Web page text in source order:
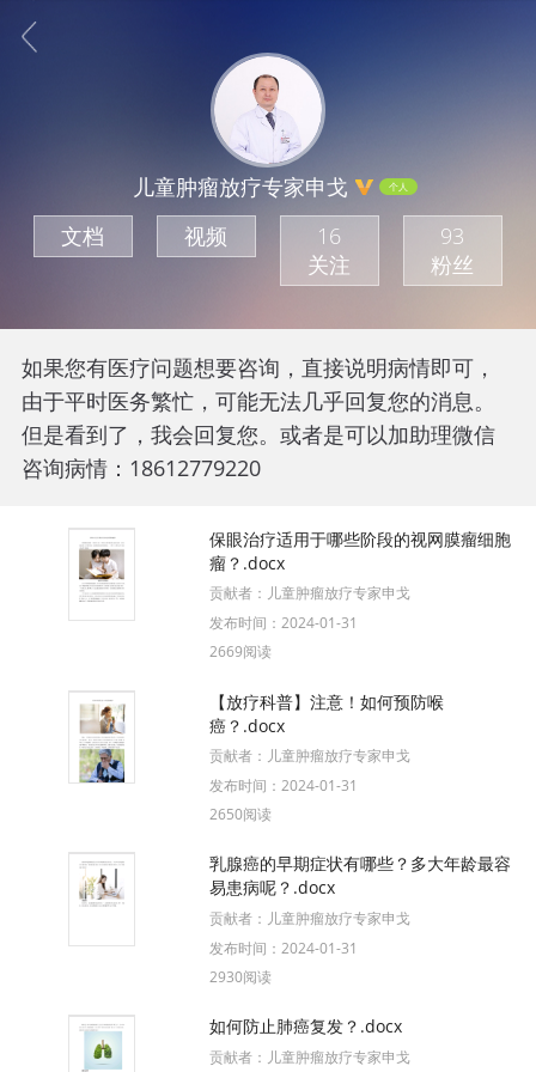
儿童肿瘤放疗专家申戈 个人
文档 视频
16
关注
93
粉丝
如果您有医疗问题想要咨询，直接说明病情即可，
由于平时医务繁忙，可能无法几乎回复您的消息。
但是看到了，我会回复您。或者是可以加助理微信
咨询病情：18612779220
保眼治疗适用于哪些阶段的视网膜瘤细胞
瘤？.docx
贡献者： 儿童肿瘤放疗专家申戈
发布时间： 2024-01-31
2669阅读
【放疗科普】注意！如何预防喉
癌？.docx
贡献者： 儿童肿瘤放疗专家申戈
发布时间： 2024-01-31
2650阅读
乳腺癌的早期症状有哪些？多大年龄最容
易患病呢？.docx
贡献者： 儿童肿瘤放疗专家申戈
发布时间： 2024-01-31
2930阅读
如何防止肺癌复发？.docx
贡献者： 儿童肿瘤放疗专家申戈